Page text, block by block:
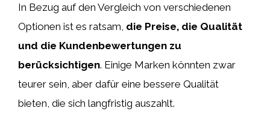
In Bezug auf den Vergleich von verschiedenen
Optionen ist es ratsam, die Preise, die Qualität
und die Kundenbewertungen zu
berücksichtigen. Einige Marken könnten zwar
teurer sein, aber dafür eine bessere Qualität
bieten, die sich langfristig auszahlt.